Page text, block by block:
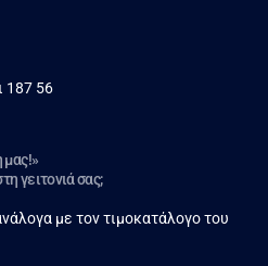
187 56
μας!»
γειτονιά σας;
με τον τιμοκατάλογο του